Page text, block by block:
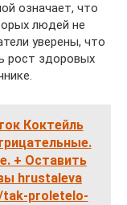
означает, что
людей не
уверены, что
рост здоровых
Коктейль
+ Оставить
hrustaleva
tak-proletelo-